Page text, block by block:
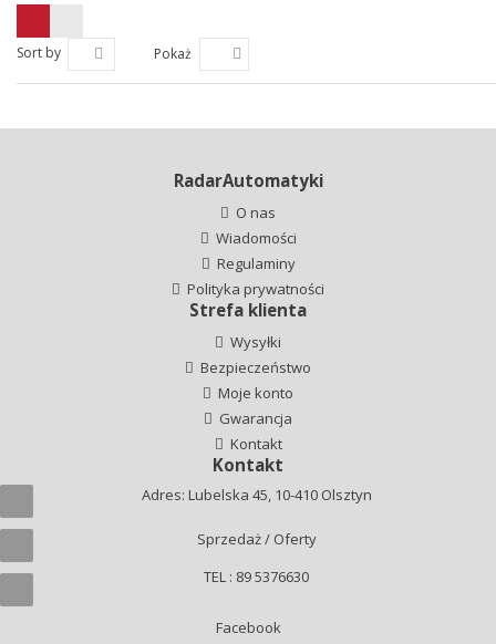
Sort by Pokaż
RadarAutomatyki
O nas
Wiadomości
Regulaminy
Polityka prywatności
Strefa klienta
Wysyłki
Bezpieczeństwo
Moje konto
Gwarancja
Kontakt
Kontakt
Adres: Lubelska 45, 10-410 Olsztyn
Sprzedaż / Oferty
TEL : 89 5376630
Facebook